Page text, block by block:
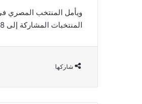
المنتخبات المشاركة إلى 48 منتخبًا للمرة الأولى في تاريخ البطولة.
شاركها